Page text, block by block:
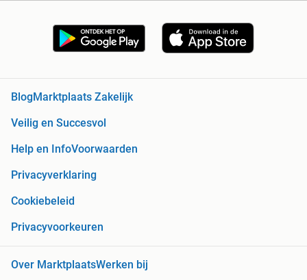
BlogMarktplaats Zakelijk
Veilig en Succesvol
Help en InfoVoorwaarden
Privacyverklaring
Cookiebeleid
Privacyvoorkeuren
Over MarktplaatsWerken bij